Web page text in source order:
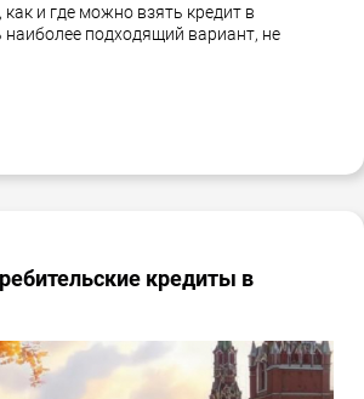
как и где можно взять кредит в
наиболее подходящий вариант, не
кредиты в